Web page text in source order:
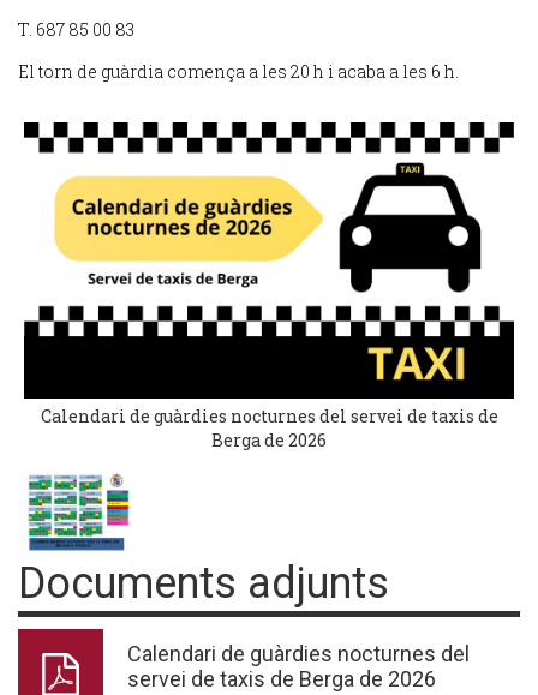
T. 687 85 00 83
El torn de guàrdia comença a les 20 h i acaba a les 6 h.
Calendari de guàrdies nocturnes del servei de taxis de
Berga de 2026
Documents adjunts
Calendari de guàrdies nocturnes del
servei de taxis de Berga de 2026